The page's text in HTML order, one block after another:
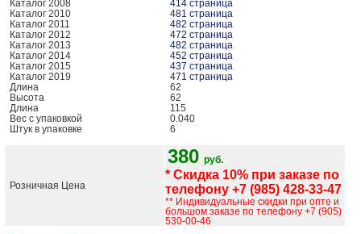
Каталог 2008
414 страница
Каталог 2010
481 страница
Каталог 2011
482 страница
Каталог 2012
472 страница
Каталог 2013
482 страница
Каталог 2014
452 страница
Каталог 2015
437 страница
Каталог 2019
471 страница
Длина
62
Высота
62
Длина
115
Вес с упаковкой
0.040
Штук в упаковке
6
Розничная Цена
380 руб.
* Скидка 10% при заказе по
телефону +7 (985) 428-33-47
** Индивидуальные скидки при опте и
большом заказе по телефону +7 (905)
530-00-46